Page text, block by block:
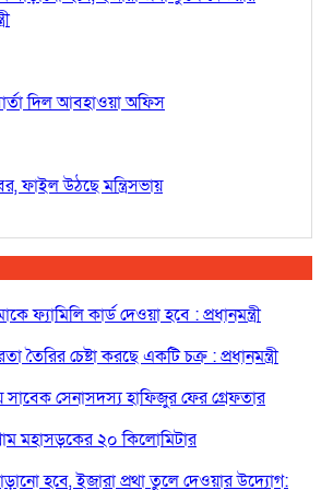
দিল আবহাওয়া অফিস
ফাইল উঠছে মন্ত্রিসভায়
ফ্যামিলি কার্ড দেওয়া হবে : প্রধানমন্ত্রী
তৈরির চেষ্টা করছে একটি চক্র : প্রধানমন্ত্রী
সাবেক সেনাসদস্য হাফিজুর ফের গ্রেফতার
মহাসড়কের ২০ কিলোমিটার
হবে, ইজারা প্রথা তুলে দেওয়ার উদ্যোগ: